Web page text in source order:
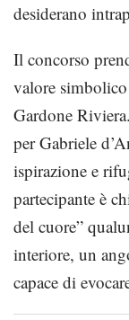
desiderano
Il concorso
valore
Gardone
per Gabriele
ispirazione e
partecipante è
del cuore”
interiore, un
capace di